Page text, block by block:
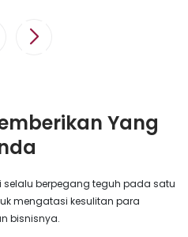
Yang
selalu berpegang teguh pada satu
mengatasi kesulitan para
bisnisnya.